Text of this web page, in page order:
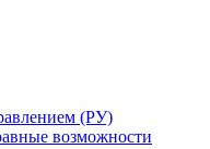
(РУ)
возможности